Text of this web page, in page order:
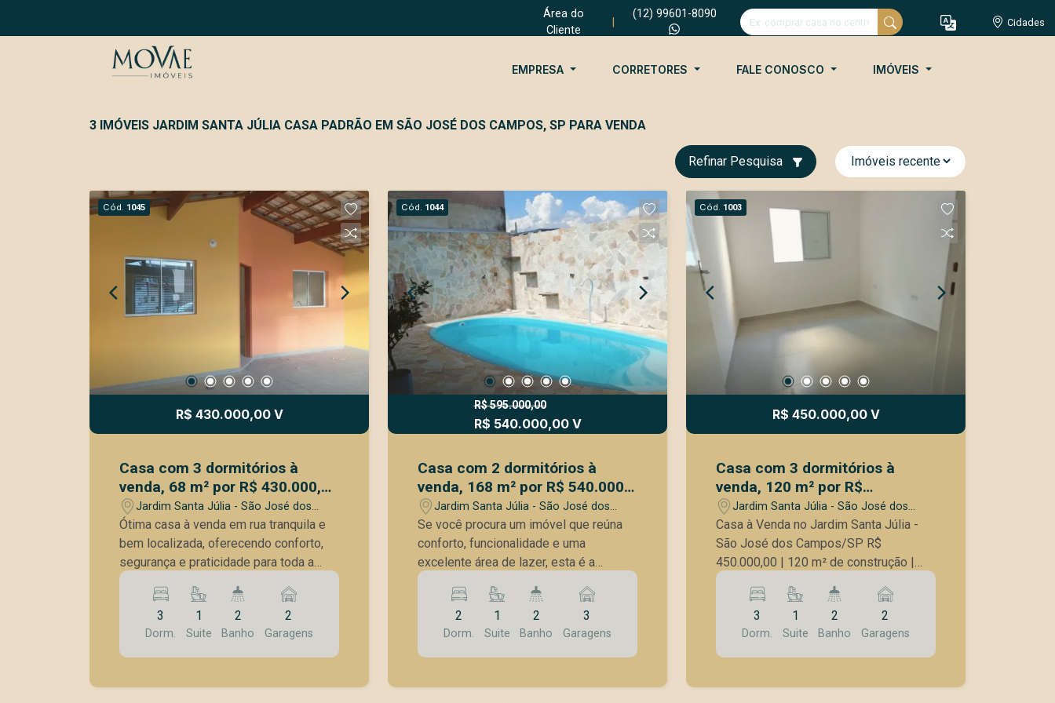
Área do
Cliente
(12) 99601-8090
Cidades
EMPRESA CORRETORES FALE CONOSCO IMÓVEIS
3 IMÓVEIS JARDIM SANTA JÚLIA CASA PADRÃO EM SÃO JOSÉ DOS CAMPOS, SP PARA VENDA
Refinar Pesquisa
Cód. 1045
R$ 430.000,00 V
Casa com 3 dormitórios à
venda, 68 m² por R$ 430.000,00
- Jardim Santa Júlia - São José
dos Campos/SP
Jardim Santa Júlia - São José dos
Campos/SP
Ótima casa à venda em rua tranquila e
bem localizada, oferecendo conforto,
segurança e praticidade para toda a
família. Com espaços amplos e bem
distribuídos, é ideal para quem busca
qualidade de vida em um ambiente
acolhedor. Características do imóvel: 3
dormitórios, sendo 1 suíte espaçosa
3
Dorm.
1
Suite
2
Banho
2
Garagens
Cód. 1044
R$ 595.000,00
R$ 540.000,00 V
Casa com 2 dormitórios à
venda, 168 m² por R$ 540.000 -
Jardim Santa Júlia - São José
dos Campos/SP
Jardim Santa Júlia - São José dos
Campos/SP
Se você procura um imóvel que reúna
conforto, funcionalidade e uma
excelente área de lazer, esta é a
oportunidade ideal. Com 170 m² de área
construída em um terreno de 220 m², a
casa oferece ambientes amplos, bem
distribuídos e pensados para
proporcionar praticidade e qualidade de
2
Dorm.
1
Suite
2
Banho
3
Garagens
Cód. 1003
R$ 450.000,00 V
Casa com 3 dormitórios à
venda, 120 m² por R$
450.000,00 - Jardim Santa
Júlia - São José dos
Campos/SP
Jardim Santa Júlia - São José dos
Campos/SP
Casa à Venda no Jardim Santa Júlia -
São José dos Campos/SP R$
450.000,00 | 120 m² de construção |
175 m² de terreno Se você busca um lar
confortável, moderno e pronto para
morar, essa é a oportunidade ideal!
Essa casa funcional e bem distribuída
conta com: 3 dormitórios, sendo 1 suíte
3
Dorm.
1
Suite
2
Banho
2
Garagens